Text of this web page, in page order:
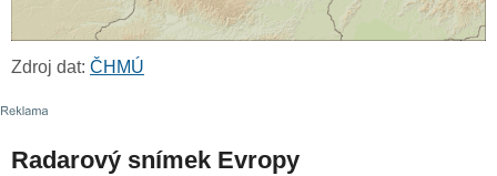
Zdroj dat: ČHMÚ
Radarový snímek Evropy